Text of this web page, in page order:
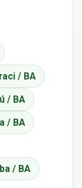
/ BA
/ BA
/ BA
/ BA